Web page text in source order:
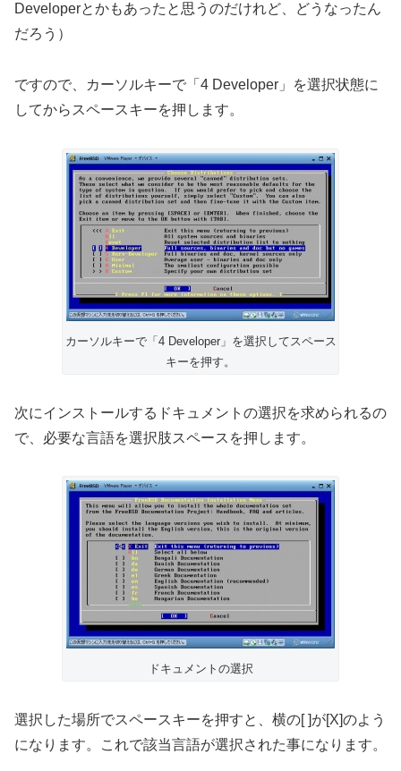
Developerとかもあったと思うのだけれど、どうなったん
だろう）
ですので、カーソルキーで「4 Developer」を選択状態に
してからスペースキーを押します。
カーソルキーで「4 Developer」を選択してスペース
キーを押す。
次にインストールするドキュメントの選択を求められるの
で、必要な言語を選択肢スペースを押します。
ドキュメントの選択
選択した場所でスペースキーを押すと、横の[ ]が[X]のよう
になります。これで該当言語が選択された事になります。